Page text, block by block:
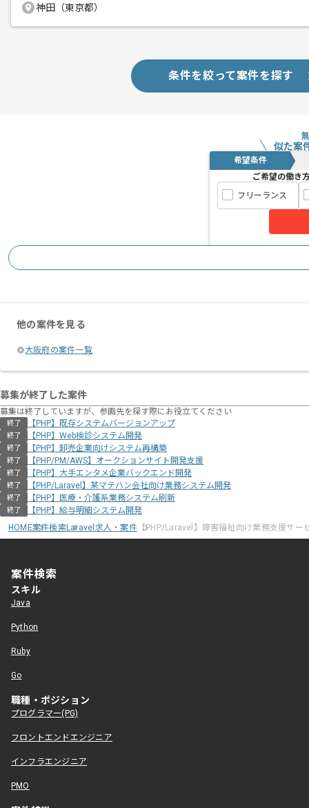
神田（東京都）
条件を絞って案件を探す
似た案
希望条件
ご希望の働き
フリーランス
他の案件を見る
大阪府の案件一覧
募集が終了した案件
募集は終了していますが、参画先を探す際にお役立てください
終了 【PHP】既存システムバージョンアップ
終了 【PHP】Web検診システム開発
終了 【PHP】卸売企業向けシステム再構築
終了 【PHP/PM/AWS】オークションサイト開発支援
終了 【PHP】大手エンタメ企業バックエンド開発
終了 【PHP/Laravel】某マテハン会社向け業務システム開発
終了 【PHP】医療・介護系業務システム刷新
終了
【PHP】給与明細システム開発
HOME案件検索Laravel求人・案件【PHP/Laravel】障害福祉向け業務支援サー
案件検索
スキル
Java
Python
Ruby
Go
職種・ポジション
プログラマー(PG)
フロントエンドエンジニア
インフラエンジニア
PMO